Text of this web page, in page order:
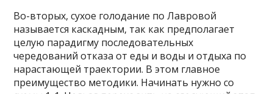
Во-вторых, сухое голодание по Лавровой
называется каскадным, так как предполагает
целую парадигму последовательных
чередований отказа от еды и воды и отдыха по
нарастающей траектории. В этом главное
преимущество методики. Начинать нужно со